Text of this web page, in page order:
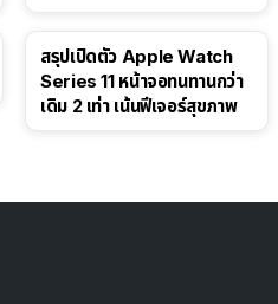
สรุปเปิดตัว Apple Watch
Series 11 หน้าจอทนทานกว่า
เดิม 2 เท่า เน้นฟีเจอร์สุขภาพ